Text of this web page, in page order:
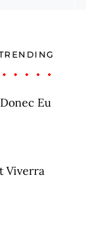
Eu
Viverra